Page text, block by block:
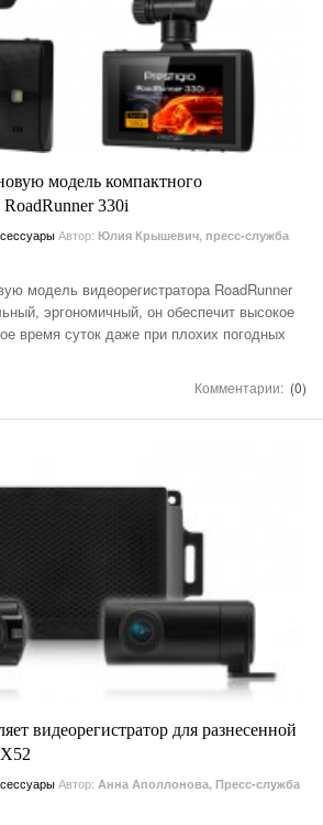
модель компактного
RoadRunner 330i
Автор: Юлия Крышевич, пресс-служба
модель видеорегистратора RoadRunner
эргономичный, он обеспечит высокое
время суток даже при плохих погодных
Комментарии: (0)
видеорегистратор для разнесенной
Автор: Анна Аполлонова, Пресс-служба